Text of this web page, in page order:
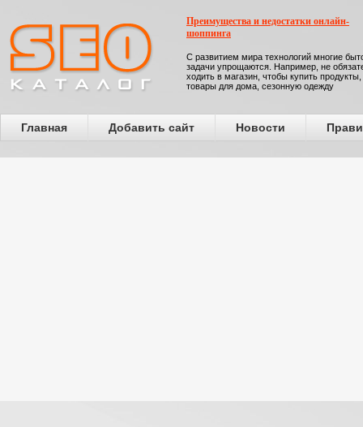
Преимущества и недостатки онлайн-
шоппинга
С развитием мира технологий многие
задачи упрощаются. Например, не
ходить в магазин, чтобы купить продукты,
товары для дома, сезонную одежду
Главная Добавить сайт Новости